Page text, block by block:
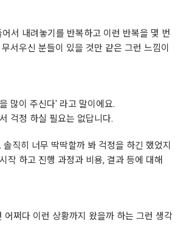
서 내려놓기를 반복하고 이런 반복을 몇 번
무서우신 분들이 있을 것만 같은 그런 느낌이
많이 주신다' 라고 말이에요.
걱정 하실 필요는 없답니다.
직히 너무 딱딱할까 봐 걱정을 하긴 했었지
작 하고 진행 과정과 비용, 결과 등에 대해
쩌다 이런 상황까지 왔을까 하는 그런 생각